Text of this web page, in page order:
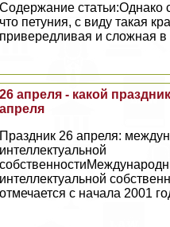
Содержание статьи:Однако
что петуния, с виду такая
привередливая и сложная в
26 апреля - какой
апреля
Праздник 26 апреля:
интеллектуальной
интеллектуальной
отмечается с начала 2001